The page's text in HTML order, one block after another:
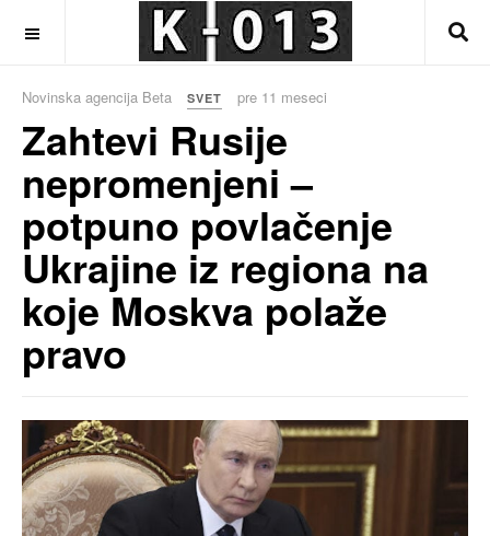
Novinska agencija Beta SVET pre 11 meseci
Zahtevi Rusije
nepromenjeni –
potpuno povlačenje
Ukrajine iz regiona na
koje Moskva polaže
pravo